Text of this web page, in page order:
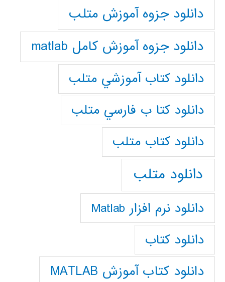
دانلود جزوه آموزش متلب
دانلود جزوه آموزش کامل matlab
دانلود كتاب آموزشي متلب
دانلود كتا ب فارسي متلب
دانلود كتاب متلب
دانلود متلب
دانلود نرم افزار Matlab
دانلود کتاب
دانلود کتاب آموزش MATLAB